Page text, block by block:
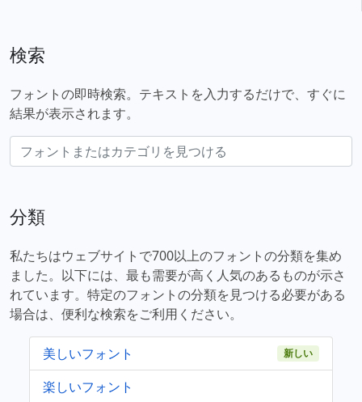
検索
フォントの即時検索。テキストを入力するだけで、すぐに
結果が表示されます。
分類
私たちはウェブサイトで700以上のフォントの分類を集め
ました。以下には、最も需要が高く人気のあるものが示さ
れています。特定のフォントの分類を見つける必要がある
場合は、便利な検索をご利用ください。
美しいフォント 新しい
楽しいフォント